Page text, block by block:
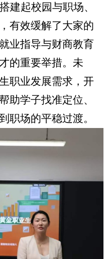
建起校园与职场、
有效缓解了大家的
业指导与财商教育
的重要举措。未
职业发展需求，开
助学子找准定位、
职场的平稳过渡。